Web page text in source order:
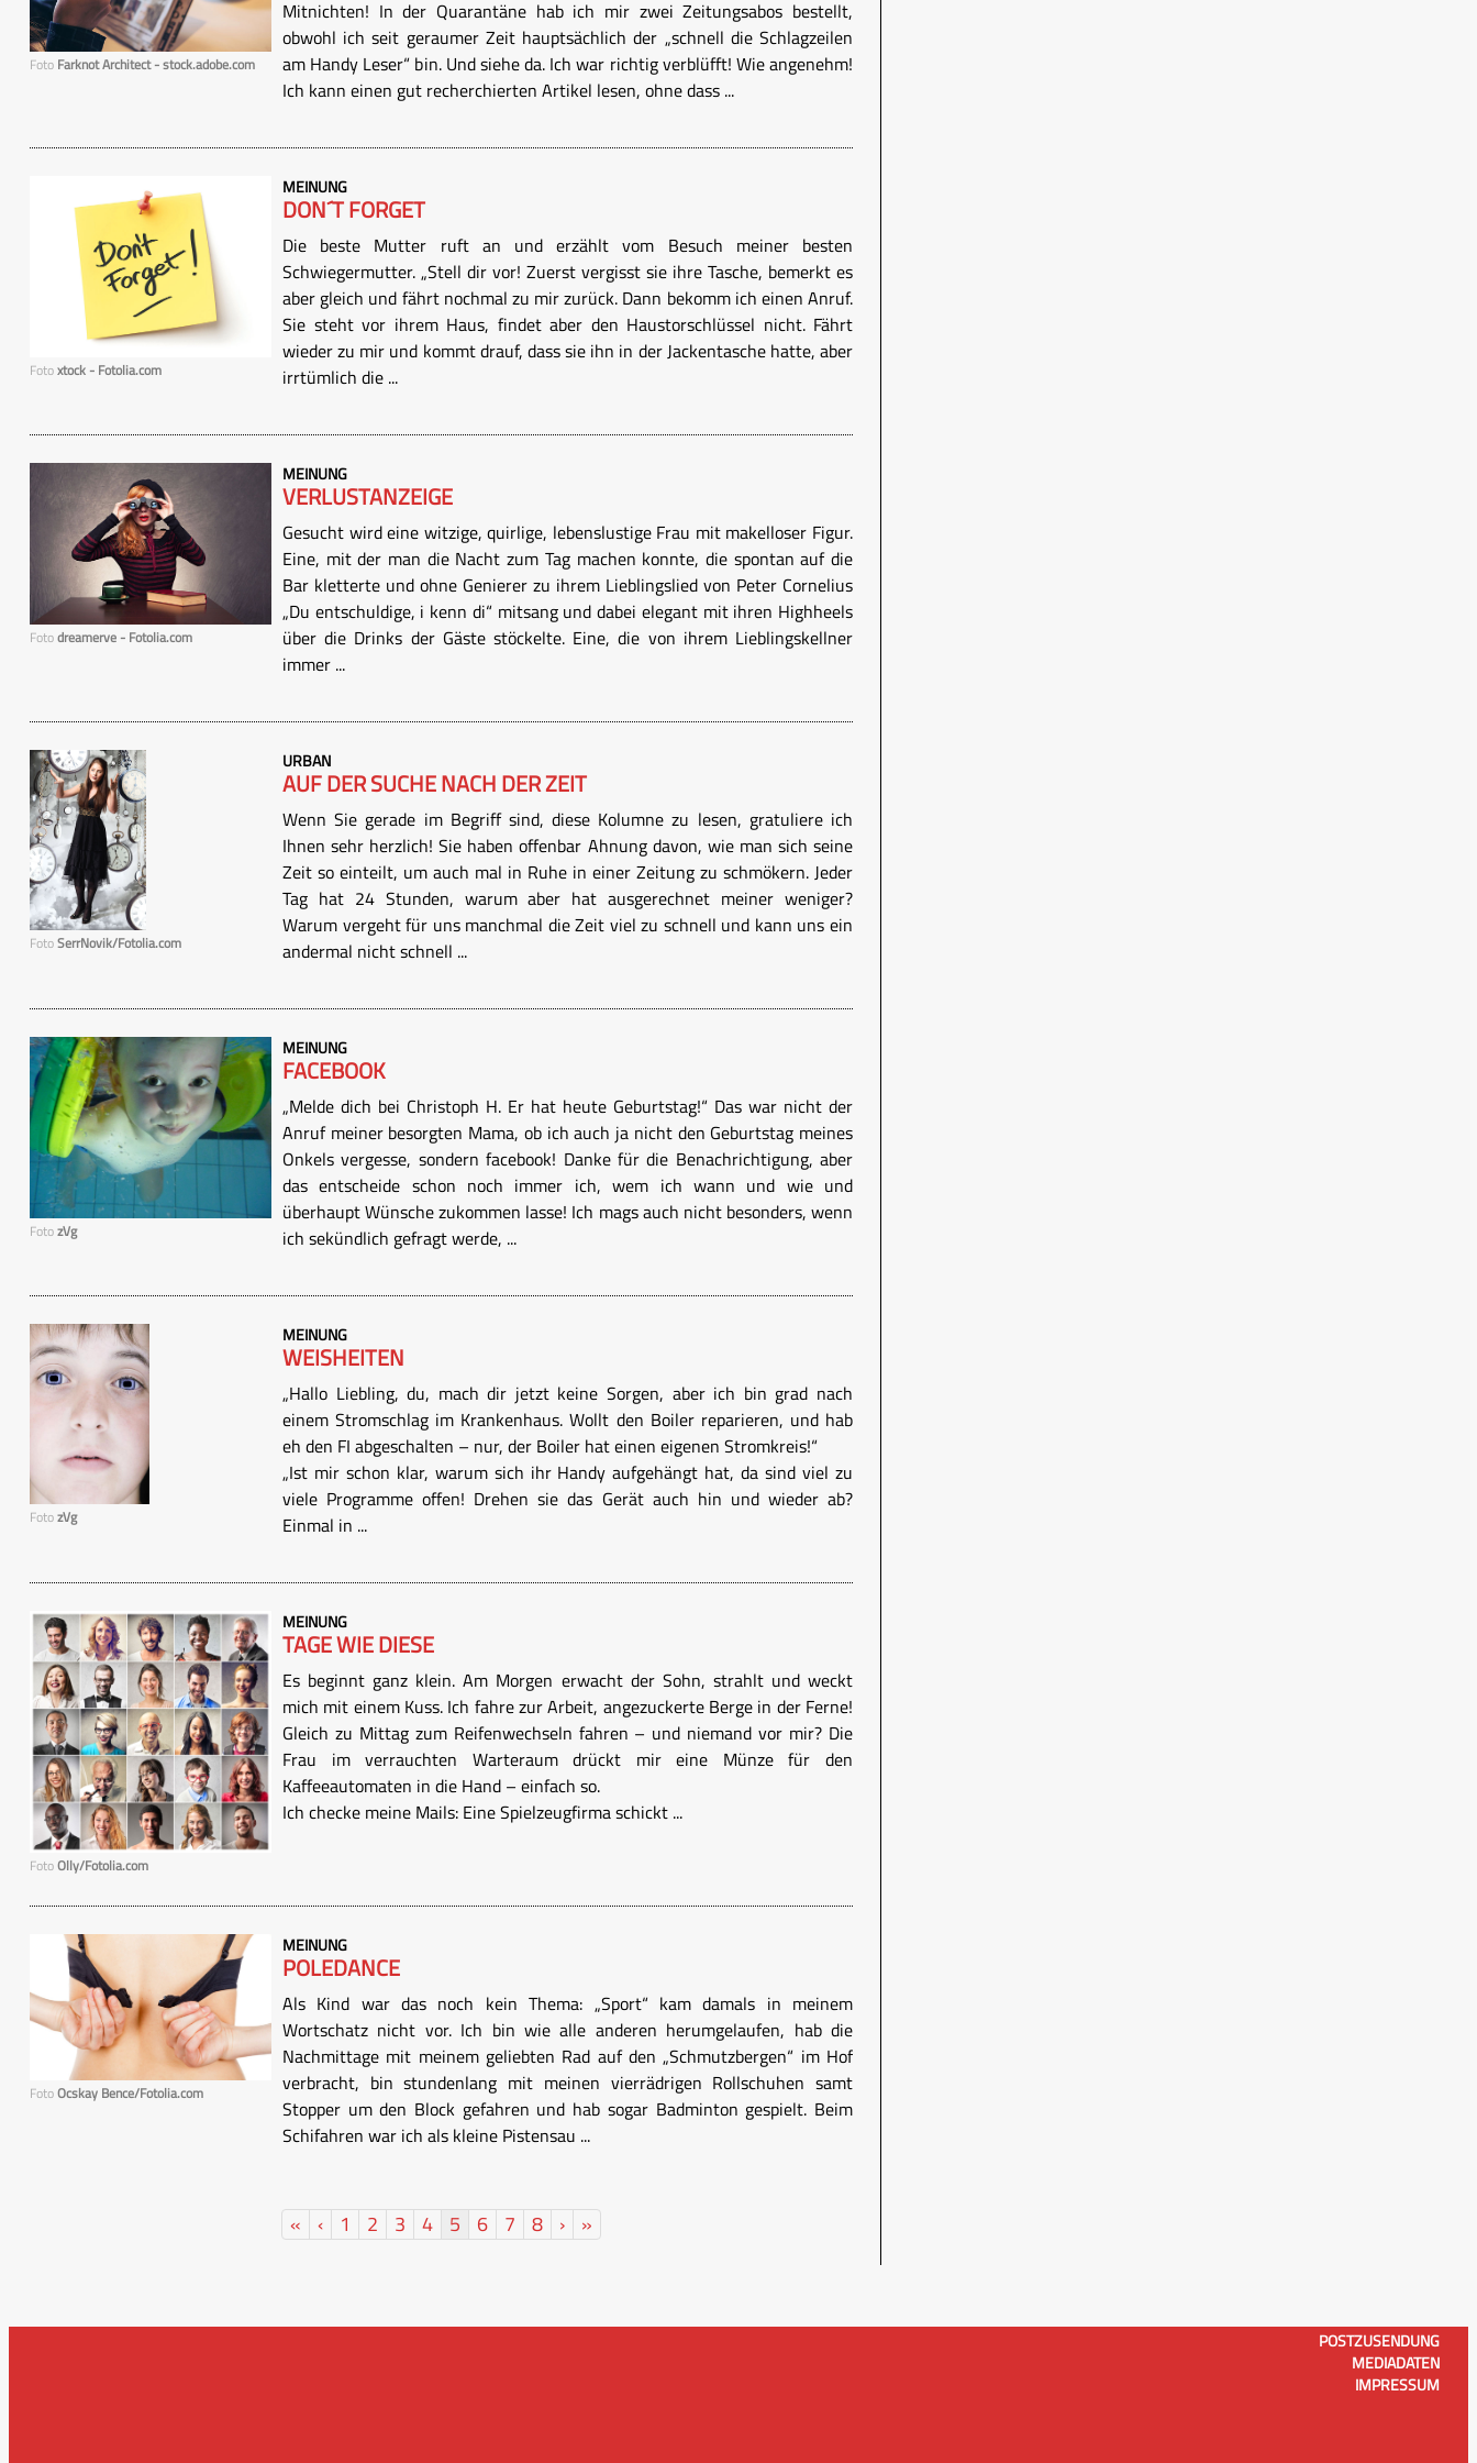
Foto Farknot Architect - stock.adobe.com
Mitnichten! In der Quarantäne hab ich mir zwei Zeitungsabos bestellt,
obwohl ich seit geraumer Zeit hauptsächlich der „schnell die Schlagzeilen
am Handy Leser“ bin. Und siehe da. Ich war richtig verblüfft! Wie angenehm!
Ich kann einen gut recherchierten Artikel lesen, ohne dass ...
Fotoxtock - Fotolia.com
MEINUNG
DON´T FORGET
Die beste Mutter ruft an und erzählt vom Besuch meiner besten
Schwiegermutter. „Stell dir vor! Zuerst vergisst sie ihre Tasche, bemerkt es
aber gleich und fährt nochmal zu mir zurück. Dann bekomm ich einen Anruf.
Sie steht vor ihrem Haus, findet aber den Haustorschlüssel nicht. Fährt
wieder zu mir und kommt drauf, dass sie ihn in der Jackentasche hatte, aber
irrtümlich die ...
Fotodreamerve - Fotolia.com
MEINUNG
VERLUSTANZEIGE
Gesucht wird eine witzige, quirlige, lebenslustige Frau mit makelloser Figur.
Eine, mit der man die Nacht zum Tag machen konnte, die spontan auf die
Bar kletterte und ohne Genierer zu ihrem Lieblingslied von Peter Cornelius
„Du entschuldige, i kenn di“ mitsang und dabei elegant mit ihren Highheels
über die Drinks der Gäste stöckelte. Eine, die von ihrem Lieblingskellner
immer ...
FotoSerrNovik/Fotolia.com
URBAN
AUF DER SUCHE NACH DER ZEIT
Wenn Sie gerade im Begriff sind, diese Kolumne zu lesen, gratuliere ich
Ihnen sehr herzlich! Sie haben offenbar Ahnung davon, wie man sich seine
Zeit so einteilt, um auch mal in Ruhe in einer Zeitung zu schmökern. Jeder
Tag hat 24 Stunden, warum aber hat ausgerechnet meiner weniger?
Warum vergeht für uns manchmal die Zeit viel zu schnell und kann uns ein
andermal nicht schnell ...
FotozVg
MEINUNG
FACEBOOK
„Melde dich bei Christoph H. Er hat heute Geburtstag!“ Das war nicht der
Anruf meiner besorgten Mama, ob ich auch ja nicht den Geburtstag meines
Onkels vergesse, sondern facebook! Danke für die Benachrichtigung, aber
das entscheide schon noch immer ich, wem ich wann und wie und
überhaupt Wünsche zukommen lasse! Ich mags auch nicht besonders, wenn
ich sekündlich gefragt werde, ...
FotozVg
MEINUNG
WEISHEITEN
„Hallo Liebling, du, mach dir jetzt keine Sorgen, aber ich bin grad nach
einem Stromschlag im Krankenhaus. Wollt den Boiler reparieren, und hab
eh den FI abgeschalten – nur, der Boiler hat einen eigenen Stromkreis!“
„Ist mir schon klar, warum sich ihr Handy aufgehängt hat, da sind viel zu
viele Programme offen! Drehen sie das Gerät auch hin und wieder ab?
Einmal in ...
FotoOlly/Fotolia.com
MEINUNG
TAGE WIE DIESE
Es beginnt ganz klein. Am Morgen erwacht der Sohn, strahlt und weckt
mich mit einem Kuss. Ich fahre zur Arbeit, angezuckerte Berge in der Ferne!
Gleich zu Mittag zum Reifenwechseln fahren – und niemand vor mir? Die
Frau im verrauchten Warteraum drückt mir eine Münze für den
Kaffeeautomaten in die Hand – einfach so.
Ich checke meine Mails: Eine Spielzeugfirma schickt ...
FotoOcskay Bence/Fotolia.com
MEINUNG
POLEDANCE
Als Kind war das noch kein Thema: „Sport“ kam damals in meinem
Wortschatz nicht vor. Ich bin wie alle anderen herumgelaufen, hab die
Nachmittage mit meinem geliebten Rad auf den „Schmutzbergen“ im Hof
verbracht, bin stundenlang mit meinen vierrädrigen Rollschuhen samt
Stopper um den Block gefahren und hab sogar Badminton gespielt. Beim
Schifahren war ich als kleine Pistensau ...
« ‹ 1 2 3 4 5 6 7 8 › »
POSTZUSENDUNG
MEDIADATEN
IMPRESSUM